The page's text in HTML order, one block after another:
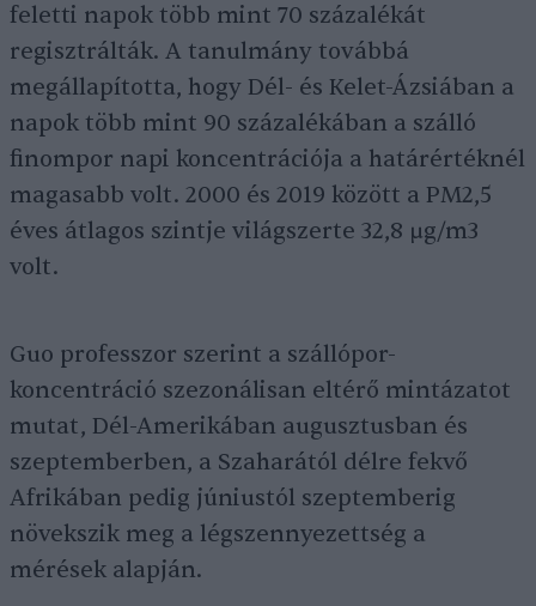
feletti napok több mint 70 százalékát
regisztrálták. A tanulmány továbbá
megállapította, hogy Dél- és Kelet-Ázsiában a
napok több mint 90 százalékában a szálló
finompor napi koncentrációja a határértéknél
magasabb volt. 2000 és 2019 között a PM2,5
éves átlagos szintje világszerte 32,8 μg/m3
volt.
Guo professzor szerint a szállópor-
koncentráció szezonálisan eltérő mintázatot
mutat, Dél-Amerikában augusztusban és
szeptemberben, a Szaharától délre fekvő
Afrikában pedig júniustól szeptemberig
növekszik meg a légszennyezettség a
mérések alapján.